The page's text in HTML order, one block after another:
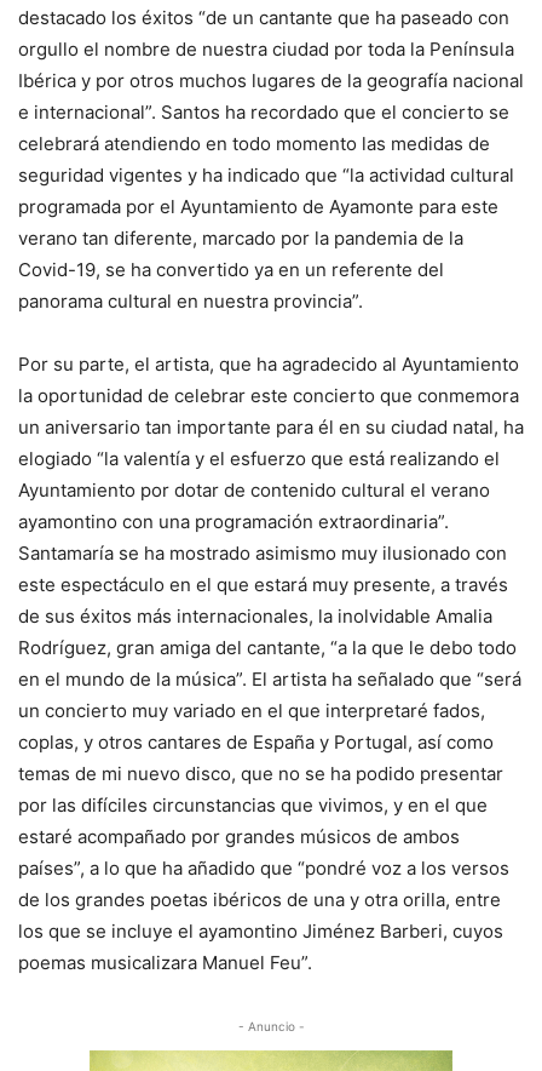
destacado los éxitos “de un cantante que ha paseado con
orgullo el nombre de nuestra ciudad por toda la Península
Ibérica y por otros muchos lugares de la geografía nacional
e internacional”. Santos ha recordado que el concierto se
celebrará atendiendo en todo momento las medidas de
seguridad vigentes y ha indicado que “la actividad cultural
programada por el Ayuntamiento de Ayamonte para este
verano tan diferente, marcado por la pandemia de la
Covid-19, se ha convertido ya en un referente del
panorama cultural en nuestra provincia”.
Por su parte, el artista, que ha agradecido al Ayuntamiento
la oportunidad de celebrar este concierto que conmemora
un aniversario tan importante para él en su ciudad natal, ha
elogiado “la valentía y el esfuerzo que está realizando el
Ayuntamiento por dotar de contenido cultural el verano
ayamontino con una programación extraordinaria”.
Santamaría se ha mostrado asimismo muy ilusionado con
este espectáculo en el que estará muy presente, a través
de sus éxitos más internacionales, la inolvidable Amalia
Rodríguez, gran amiga del cantante, “a la que le debo todo
en el mundo de la música”. El artista ha señalado que “será
un concierto muy variado en el que interpretaré fados,
coplas, y otros cantares de España y Portugal, así como
temas de mi nuevo disco, que no se ha podido presentar
por las difíciles circunstancias que vivimos, y en el que
estaré acompañado por grandes músicos de ambos
países”, a lo que ha añadido que “pondré voz a los versos
de los grandes poetas ibéricos de una y otra orilla, entre
los que se incluye el ayamontino Jiménez Barberi, cuyos
poemas musicalizara Manuel Feu”.
- Anuncio -